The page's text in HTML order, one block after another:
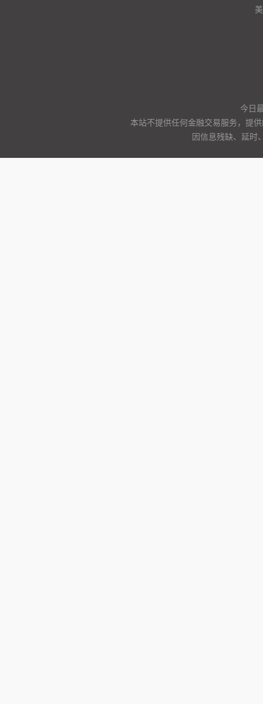
今日
本站不提供任何金融交易服务，提
因信息残缺、延时